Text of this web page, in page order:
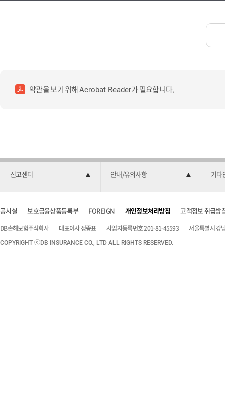
약관을 보기 위해Acrobat Reader가 필요합니다.
신고센터 안내/유의사항 기타
공시실 보호금융상품등록부 FOREIGN 개인정보처리방침 고객정보 취급방
DB손해보험주식회사 대표이사 정종표 사업자등록번호 201-81-45593 서울특별시 강
COPYRIGHT ⓒDB INSURANCE CO., LTD ALL RIGHTS RESERVED.